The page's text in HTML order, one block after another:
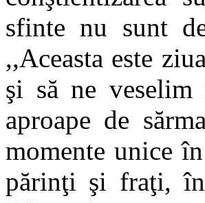
sfinte nu sunt
,,Aceasta este
şi să ne veselim
aproape de
momente unice
părinţi şi fraţi,